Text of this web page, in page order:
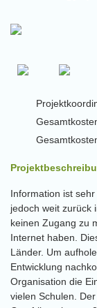
Information ist
jedoch weit zurück
keinen Zugang zu
Internet haben.
Länder. Um
Entwicklung
Organisation die
vielen Schulen.